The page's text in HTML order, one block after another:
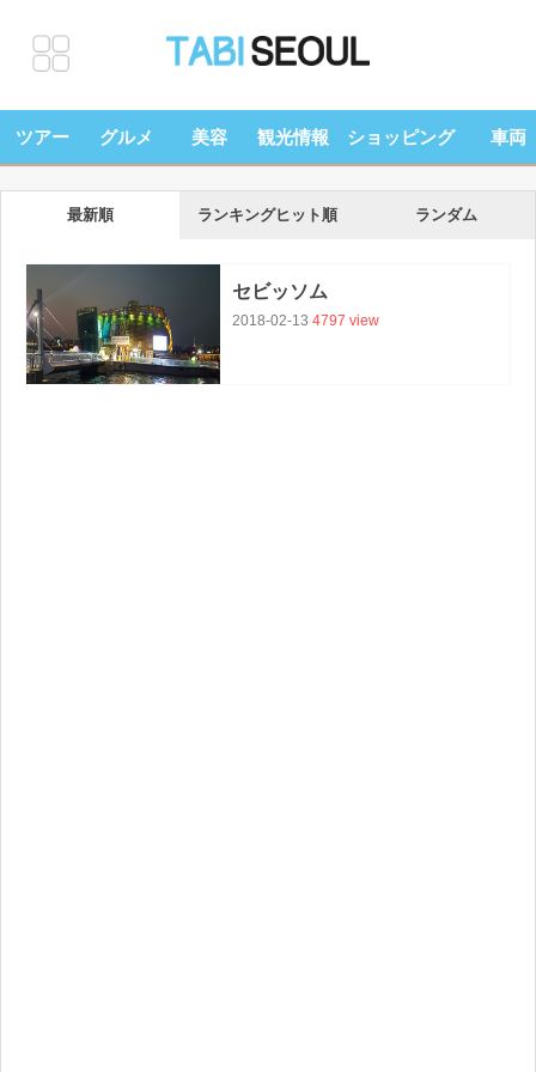
ツアー グルメ 美容 観光情報 ショッピング 車両
最新順 ランキングヒット順 ランダム
セビッソム
2018-02-13 4797 view